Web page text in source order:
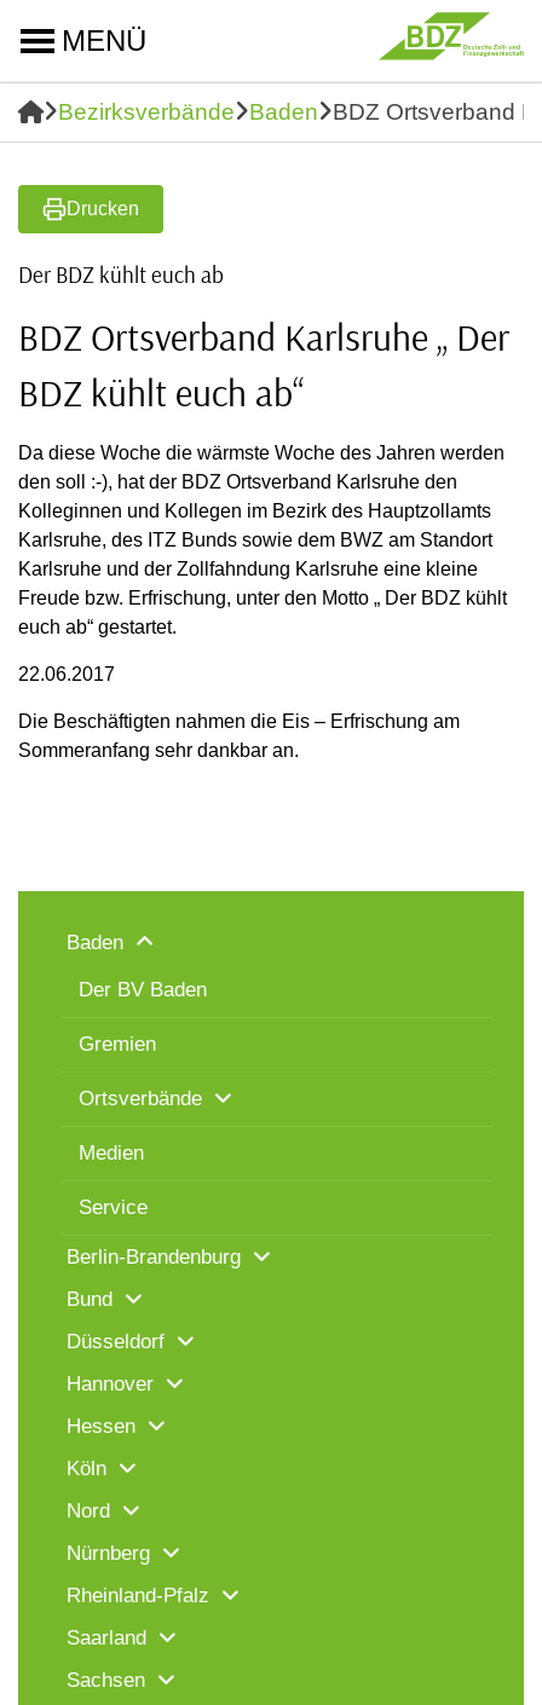
MENÜ
Bezirksverbände Baden BDZ Ortsverband
Drucken
Der BDZ kühlt euch ab
BDZ Ortsverband Karlsruhe „ Der
BDZ kühlt euch ab“
Da diese Woche die wärmste Woche des Jahren werden
den soll :-), hat der BDZ Ortsverband Karlsruhe den
Kolleginnen und Kollegen im Bezirk des Hauptzollamts
Karlsruhe, des ITZ Bunds sowie dem BWZ am Standort
Karlsruhe und der Zollfahndung Karlsruhe eine kleine
Freude bzw. Erfrischung, unter den Motto „ Der BDZ kühlt
euch ab“ gestartet.
22.06.2017
Die Beschäftigten nahmen die Eis – Erfrischung am
Sommeranfang sehr dankbar an.
Baden
Der BV Baden
Gremien
Ortsverbände
Medien
Service
Berlin-Brandenburg
Bund
Düsseldorf
Hannover
Hessen
Köln
Nord
Nürnberg
Rheinland-Pfalz
Saarland
Sachsen